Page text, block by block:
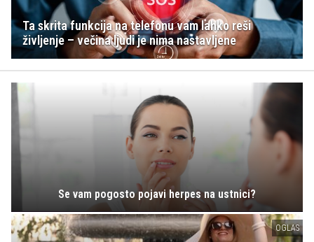
Ta skrita funkcija na telefonu vam lahko reši
življenje – večina ljudi je nima nastavljene
Se vam pogosto pojavi herpes na ustnici?
OGLAS